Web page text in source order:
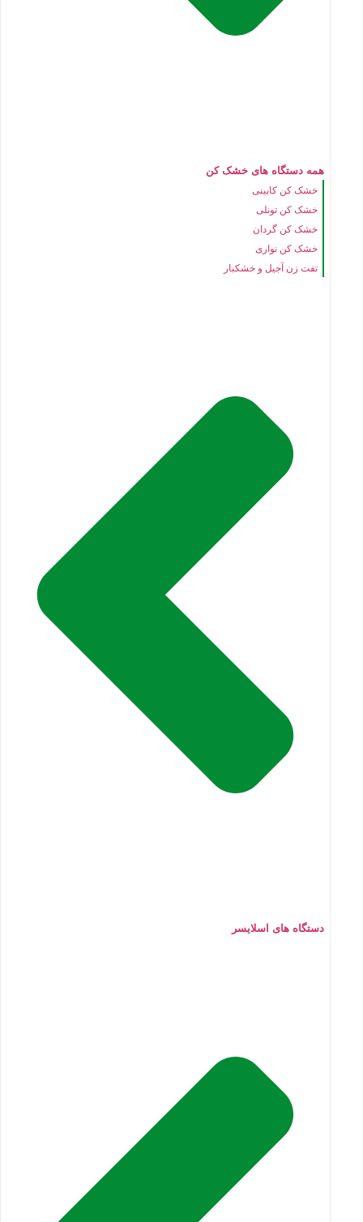
همه دستگاه های خشک کن
خشک کن کابینی
خشک کن تونلی
خشک کن گردان
خشک کن نواری
تفت زن آجیل و خشکبار
دستگاه های اسلایسر